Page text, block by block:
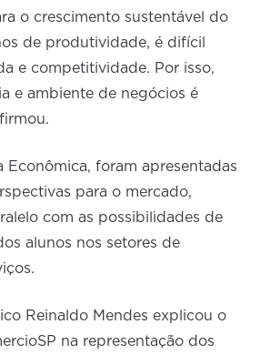
o crescimento sustentável do
de produtividade, é difícil
e competitividade. Por isso,
e ambiente de negócios é
Econômica, foram apresentadas
para o mercado,
com as possibilidades de
alunos nos setores de
Reinaldo Mendes explicou o
na representação dos